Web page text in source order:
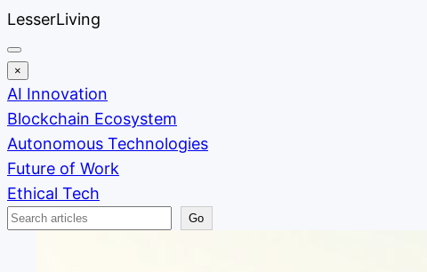
Skip
to
content
LesserLiving
×
AI Innovation
Blockchain Ecosystem
Autonomous Technologies
Future of Work
Ethical Tech
Search
Go